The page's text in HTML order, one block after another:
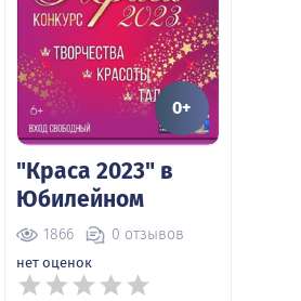
0+
"Краса 2023" в
Юбилейном
1866 0 отзывов
нет оценок